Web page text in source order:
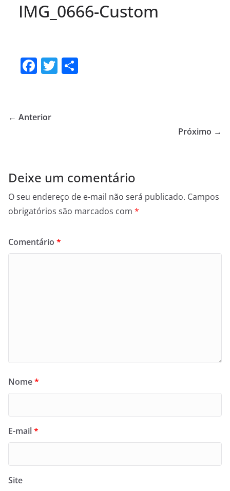
IMG_0666-Custom
F
e
k
T
← Anterior
Próximo →
Deixe um comentário
O seu endereço de e-mail não será publicado. Campos
obrigatórios são marcados com *
Comentário *
Nome*
E-mail*
Site